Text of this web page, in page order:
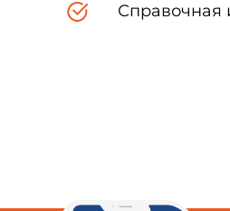
Справочная